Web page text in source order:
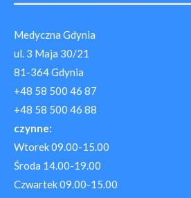
Medyczna Gdynia
ul. 3 Maja 30/21
81-364 Gdynia
+48 58 500 46 87
+48 58 500 46 88
czynne:
Wtorek 09.00-15.00
Środa 14.00-19.00
Czwartek 09.00-15.00